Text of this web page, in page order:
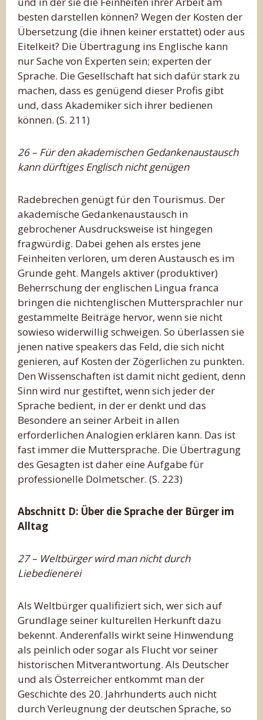
besten darstellen können? Wegen der Kosten der
Übersetzung (die ihnen keiner erstattet) oder aus
Eitelkeit? Die Übertragung ins Englische kann
nur Sache von Experten sein; experten der
Sprache. Die Gesellschaft hat sich dafür stark zu
machen, dass es genügend dieser Profis gibt
und, dass Akademiker sich ihrer bedienen
können. (S. 211)
26 – Für den akademischen Gedankenaustausch
kann dürftiges Englisch nicht genügen
Radebrechen genügt für den Tourismus. Der
akademische Gedankenaustausch in
gebrochener Ausdrucksweise ist hingegen
fragwürdig. Dabei gehen als erstes jene
Feinheiten verloren, um deren Austausch es im
Grunde geht. Mangels aktiver (produktiver)
Beherrschung der englischen Lingua franca
bringen die nichtenglischen Muttersprachler nur
gestammelte Beiträge hervor, wenn sie nicht
sowieso widerwillig schweigen. So überlassen sie
jenen native speakers das Feld, die sich nicht
genieren, auf Kosten der Zögerlichen zu punkten.
Den Wissenschaften ist damit nicht gedient, denn
Sinn wird nur gestiftet, wenn sich jeder der
Sprache bedient, in der er denkt und das
Besondere an seiner Arbeit in allen
erforderlichen Analogien erklären kann. Das ist
fast immer die Muttersprache. Die Übertragung
des Gesagten ist daher eine Aufgabe für
professionelle Dolmetscher. (S. 223)
Abschnitt D: Über die Sprache der Bürger im
Alltag
27 – Weltbürger wird man nicht durch
Liebedienerei
Als Weltbürger qualifiziert sich, wer sich auf
Grundlage seiner kulturellen Herkunft dazu
bekennt. Anderenfalls wirkt seine Hinwendung
als peinlich oder sogar als Flucht vor seiner
historischen Mitverantwortung. Als Deutscher
und als Österreicher entkommt man der
Geschichte des 20. Jahrhunderts auch nicht
durch Verleugnung der deutschen Sprache, so